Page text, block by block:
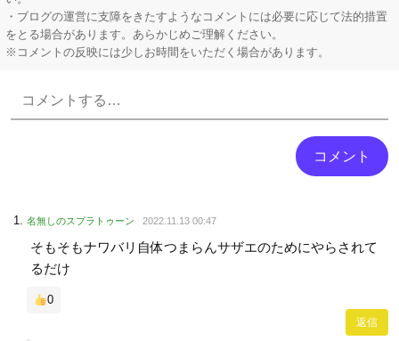
・ブログの運営に支障をきたすようなコメントには必要に応じて法的措置
をとる場合があります。あらかじめご理解ください。
※コメントの反映には少しお時間をいただく場合があります。
名無しのスプラトゥーン 2022.11.13 00:47
そもそもナワバリ自体つまらんサザエのためにやらされて
るだけ
0
返信